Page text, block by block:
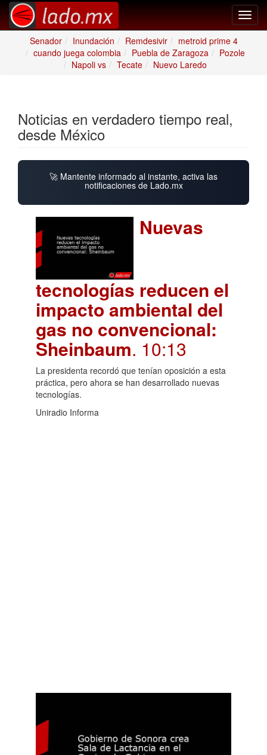
Senador
Inundación Remdesivir
metroid prime 4
cuando juega colombia
Puebla de Zaragoza
Pozole
Napoli vs
Tecate Nuevo Laredo
Noticias en verdadero tiempo real,
desde México
🚀 Mantente informado al instante, activa las
notificaciones de Lado.mx
Nuevas
tecnologías reducen el
impacto ambiental del
gas no convencional:
Sheinbaum. 10:13
La presidenta recordó que tenían oposición a esta
práctica, pero ahora se han desarrollado nuevas
tecnologías.
Uniradio Informa